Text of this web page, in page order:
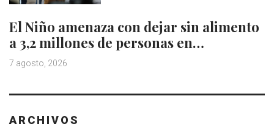
El Niño amenaza con dejar sin alimento
a 3,2 millones de personas en…
7 agosto, 2026
ARCHIVOS